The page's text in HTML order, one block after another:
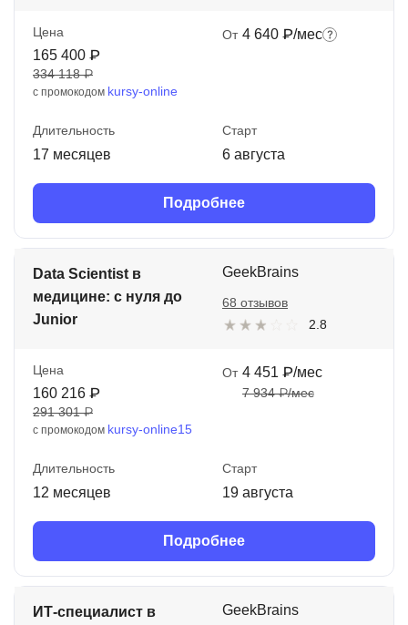
Цена
165 400 ₽
334 118 ₽
с промокодом kursy-online
От 4 640 ₽/мес
Длительность
17 месяцев
Старт
6 августа
Подробнее
Data Scientist в
медицине: с нуля до
Junior
GeekBrains
2.8
68 отзывов
Цена
160 216 ₽
291 301 ₽
с промокодом kursy-online15
От 4 451 ₽/мес
7 934 ₽/мес
Длительность
12 месяцев
Старт
19 августа
Подробнее
ИТ-специалист в
GeekBrains